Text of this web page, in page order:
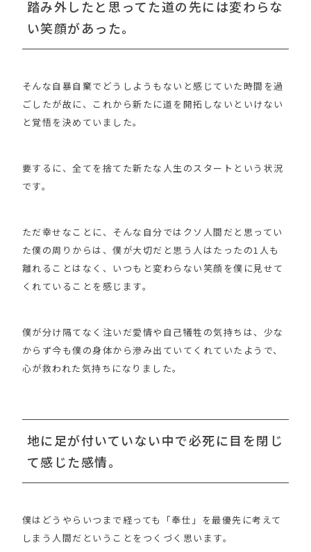
踏み外したと思ってた道の先には変わらな
い笑顔があった。
そんな自暴自棄でどうしようもないと感じていた時間を過
ごしたが故に、これから新たに道を開拓しないといけない
と覚悟を決めていました。
要するに、全てを捨てた新たな人生のスタートという状況
です。
ただ幸せなことに、そんな自分ではクソ人間だと思ってい
た僕の周りからは、僕が大切だと思う人はたったの1人も
離れることはなく、いつもと変わらない笑顔を僕に見せて
くれていることを感じます。
僕が分け隔てなく注いだ愛情や自己犠牲の気持ちは、少な
からず今も僕の身体から滲み出ていてくれていたようで、
心が救われた気持ちになりました。
地に足が付いていない中で必死に目を閉じ
て感じた感情。
僕はどうやらいつまで経っても「奉仕」を最優先に考えて
しまう人間だということをつくづく思います。